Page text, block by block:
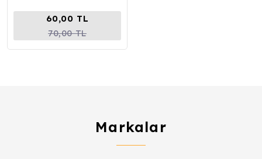
60,00 TL
70,00 TL
Markalar